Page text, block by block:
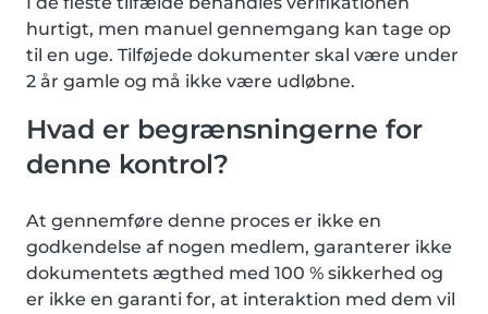
hurtigt, men manuel gennemgang kan tage op
til en uge. Tilføjede dokumenter skal være under
2 år gamle og må ikke være udløbne.
Hvad er begrænsningerne for
denne kontrol?
At gennemføre denne proces er ikke en
godkendelse af nogen medlem, garanterer ikke
dokumentets ægthed med 100 % sikkerhed og
er ikke en garanti for, at interaktion med dem vil